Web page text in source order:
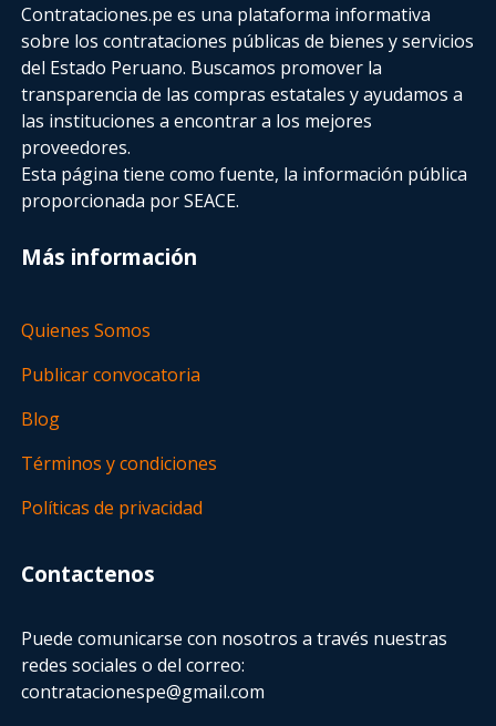
Contrataciones.pe es una plataforma informativa
sobre los contrataciones públicas de bienes y servicios
del Estado Peruano. Buscamos promover la
transparencia de las compras estatalesy ayudamos a
las instituciones a encontrar a los mejores
proveedores.
Esta página tiene como fuente, la información pública
proporcionada por SEACE.
Más información
Quienes Somos
Publicar convocatoria
Blog
Términos y condiciones
Políticas de privacidad
Contactenos
Puede comunicarse con nosotros a través nuestras
redes sociales o del correo:
contratacionespe@gmail.com